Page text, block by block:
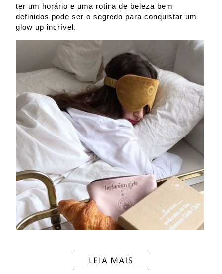
ter um horário e uma rotina de beleza bem
definidos pode ser o segredo para conquistar um
glow up incrível.